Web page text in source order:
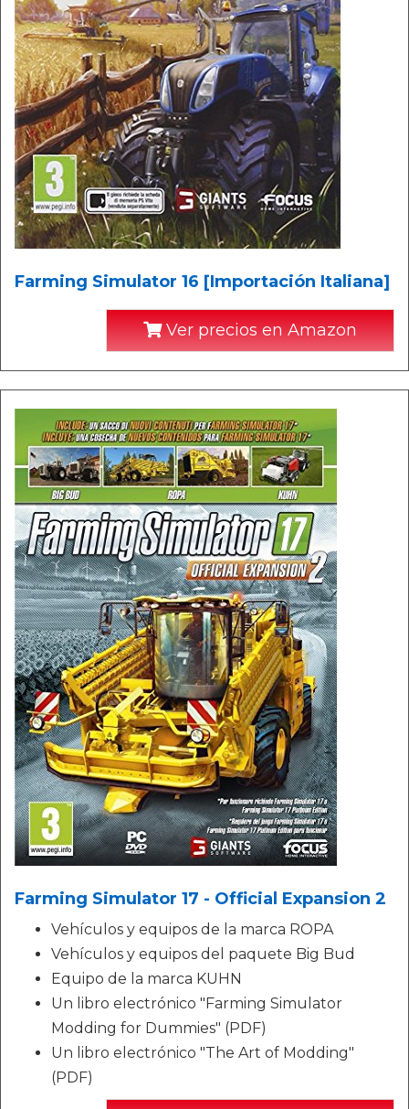
Farming Simulator 16 [Importación Italiana]
Ver precios en Amazon
Farming Simulator 17 - Official Expansion 2
Vehículos y equipos de la marca ROPA
Vehículos y equipos del paquete Big Bud
Equipo de la marca KUHN
Un libro electrónico "Farming Simulator
Modding for Dummies" (PDF)
Un libro electrónico "The Art of Modding"
(PDF)